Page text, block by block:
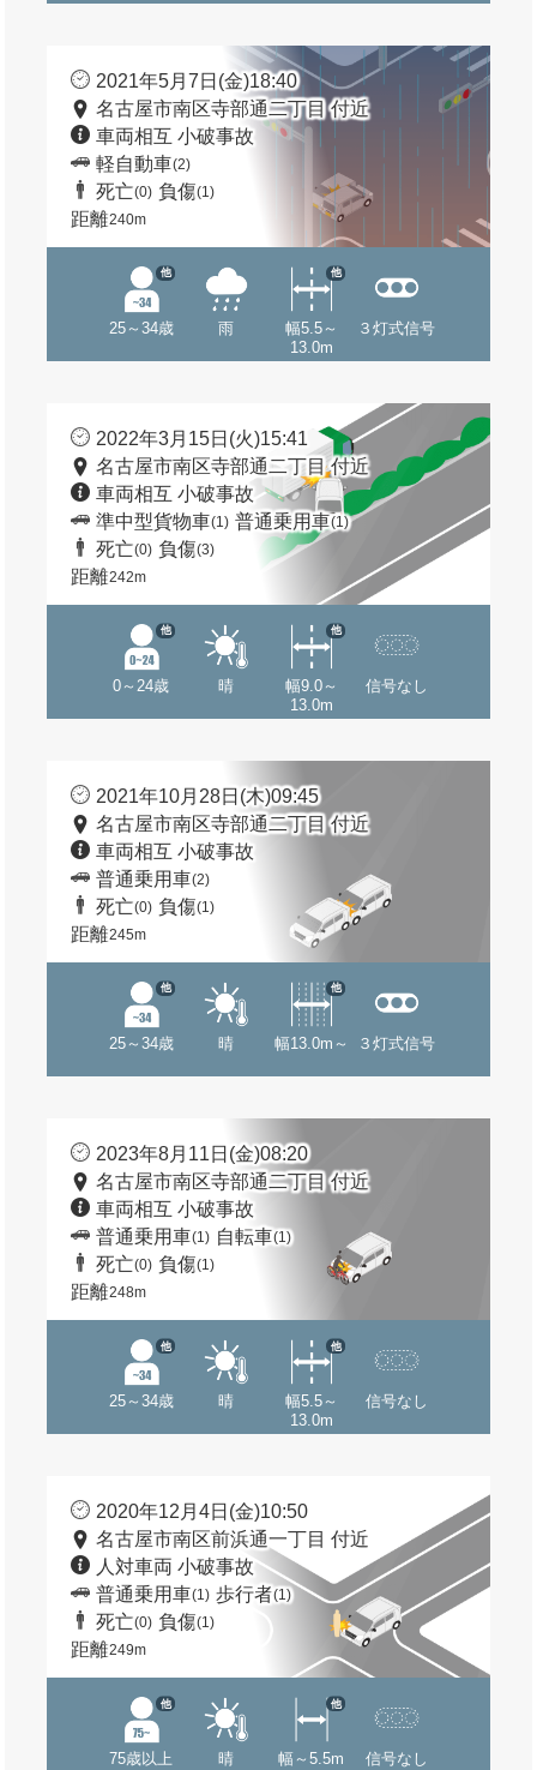
2021年5月7日(金)18:40
名古屋市南区寺部通二丁目 付近
車両相互 小破事故
軽自動車(2)
死亡(0) 負傷(1)
距離240m
25～34歳
他
雨
幅5.5～
13.0m
他
３灯式信号
2022年3月15日(火)15:41
名古屋市南区寺部通二丁目 付近
車両相互 小破事故
準中型貨物車(1) 普通乗用車(1)
死亡(0) 負傷(3)
距離242m
0～24歳
他
晴
幅9.0～
13.0m
他
信号なし
2021年10月28日(木)09:45
名古屋市南区寺部通二丁目 付近
車両相互 小破事故
普通乗用車(2)
死亡(0) 負傷(1)
距離245m
25～34歳
他
晴 幅13.0m～
他
３灯式信号
2023年8月11日(金)08:20
名古屋市南区寺部通二丁目 付近
車両相互 小破事故
普通乗用車(1) 自転車(1)
死亡(0) 負傷(1)
距離248m
25～34歳
他
晴
幅5.5～
13.0m
他
信号なし
2020年12月4日(金)10:50
名古屋市南区前浜通一丁目 付近
人対車両 小破事故
普通乗用車(1) 歩行者(1)
死亡(0) 負傷(1)
距離249m
75歳以上
他
晴 幅～5.5m
他
信号なし